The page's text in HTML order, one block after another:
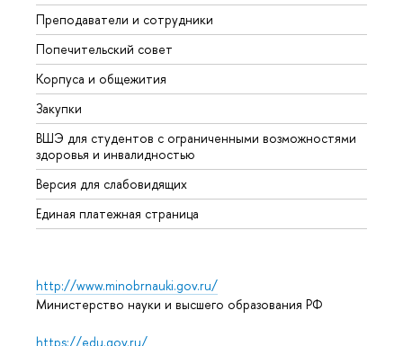
Преподаватели и сотрудники
Попечительский совет
Корпуса и общежития
Закупки
ВШЭ для студентов с ограниченными возможностями
здоровья и инвалидностью
Версия для слабовидящих
Единая платежная страница
http://www.minobrnauki.gov.ru/
Министерство науки и высшего образования РФ
https://edu.gov.ru/